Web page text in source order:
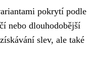
pokrytí podle
nebo dlouhodobější
slev, ale také